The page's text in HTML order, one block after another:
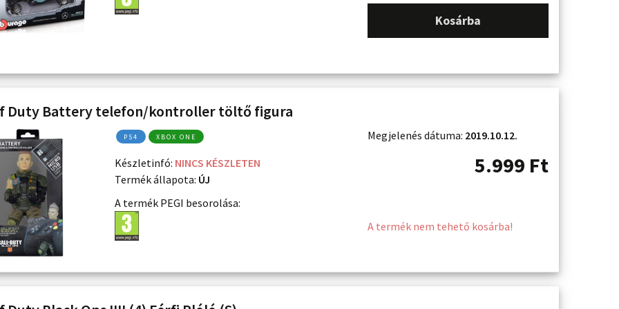
Kosárba
Duty Battery telefon/kontroller töltő figura
PS4 XBOX ONE
Készletinfó: NINCS KÉSZLETEN
Termék állapota: ÚJ
A termék PEGI besorolása:
Megjelenés dátuma: 2019.10.12.
5.999 Ft
A termék nem tehető kosárba!